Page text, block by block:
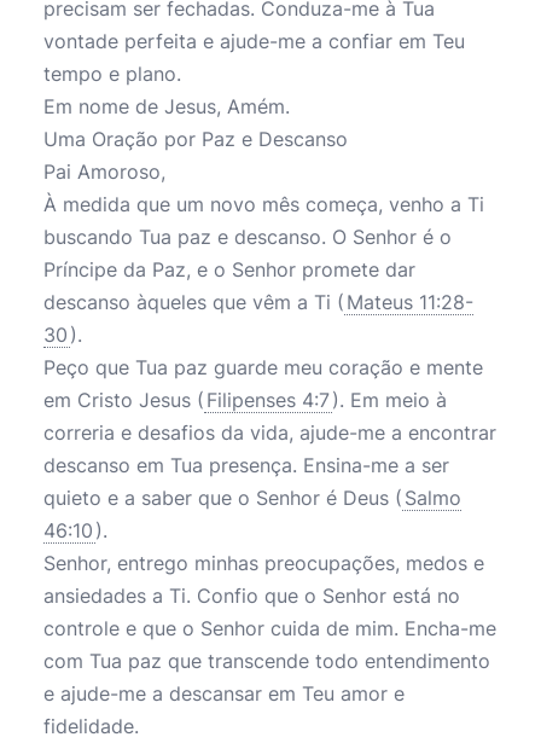
precisam ser fechadas. Conduza-me à Tua
vontade perfeita e ajude-me a confiar em Teu
tempo e plano.
Em nome de Jesus, Amém.
Uma Oração por Paz e Descanso
Pai Amoroso,
À medida que um novo mês começa, venho a Ti
buscando Tua paz e descanso. O Senhor é o
Príncipe da Paz, e o Senhor promete dar
descanso àqueles que vêm a Ti ( Mateus 11:28-
30 ).
Peço que Tua paz guarde meu coração e mente
em Cristo Jesus ( Filipenses 4:7). Em meio à
correria e desafios da vida, ajude-me a encontrar
descanso em Tua presença. Ensina-me a ser
quieto e a saber que o Senhor é Deus ( Salmo
46:10 ).
Senhor, entrego minhas preocupações, medos e
ansiedades a Ti. Confio que o Senhor está no
controle e que o Senhor cuida de mim. Encha-me
com Tua paz que transcende todo entendimento
e ajude-me a descansar em Teu amor e
fidelidade.